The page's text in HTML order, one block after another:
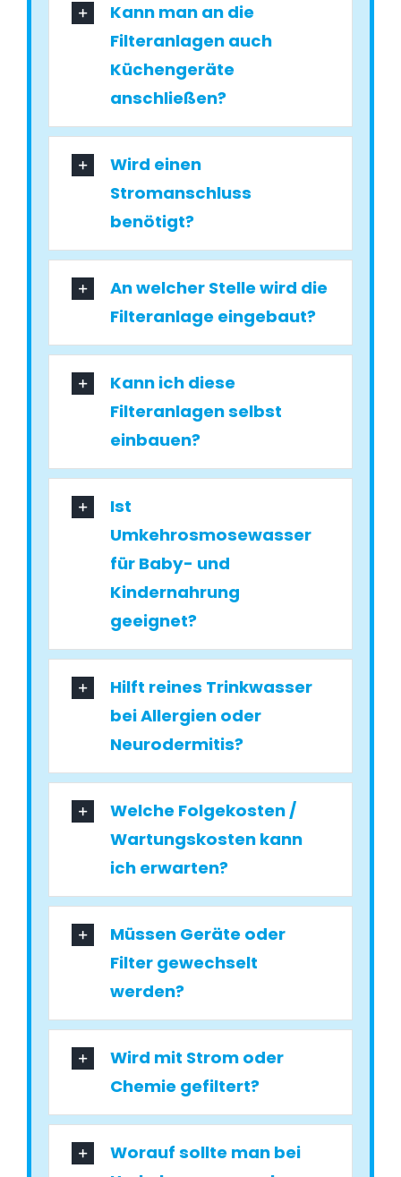
Kann man an die
Filteranlagen auch
Küchengeräte
anschließen?
Wird einen
Stromanschluss
benötigt?
An welcher Stelle wird die
Filteranlage eingebaut?
Kann ich diese
Filteranlagen selbst
einbauen?
Ist
Umkehrosmosewasser
für Baby- und
Kindernahrung
geeignet?
Hilft reines Trinkwasser
bei Allergien oder
Neurodermitis?
Welche Folgekosten /
Wartungskosten kann
ich erwarten?
Müssen Geräte oder
Filter gewechselt
werden?
Wird mit Strom oder
Chemie gefiltert?
Worauf sollte man bei